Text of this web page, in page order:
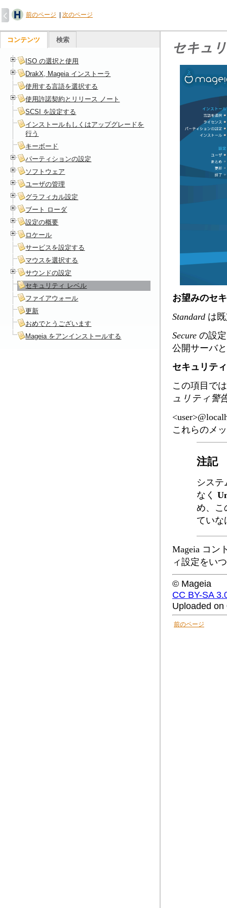
前のページ 次のページ
セキュ
お望みのセ
Standard は
Secure の設
公開サーバ
セキュリテ
この項目で
ュリティ警
これらのメ
注記
システ
なく
め、こ
ていな
Mageia コン
ィ設定をい
© Mageia
CC BY-SA
Uploaded
前のページ
コンテンツ 検索
ISO の選択と使用
DrakX, Mageia インストーラ
使用する言語を選択する
使用許諾契約とリリース ノート
SCSI を設定する
インストールもしくはアップグレードを
行う
キーボード
パーティションの設定
ソフトウェア
ユーザの管理
グラフィカル設定
ブート ローダ
設定の概要
ロケール
サービスを設定する
マウスを選択する
サウンドの設定
セキュリティ レベル
ファイアウォール
更新
おめでとうございます
Mageia をアンインストールする